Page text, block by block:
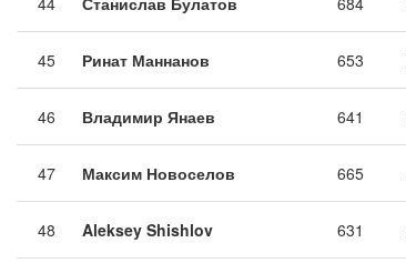
45 Ринат Маннанов 653
46 Владимир Янаев 641
47 Максим Новоселов 665
48 Aleksey Shishlov 631